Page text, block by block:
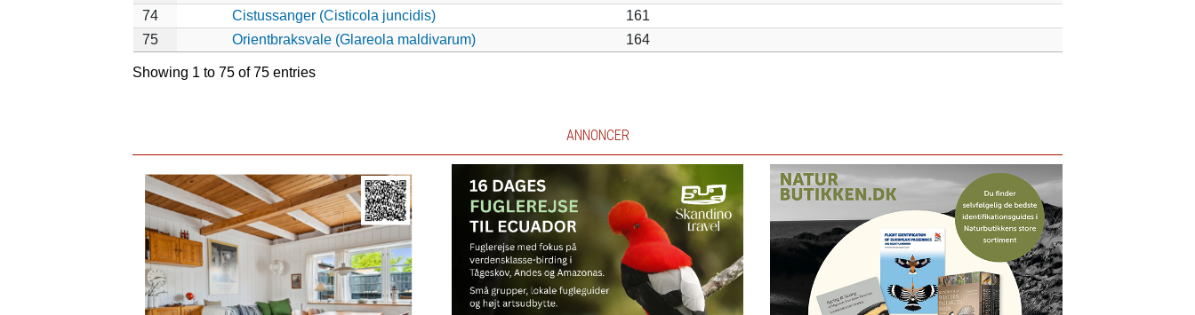
74
Cistussanger (Cisticola juncidis)
161
75
Orientbraksvale (Glareola maldivarum) 164
Showing 1 to 75 of 75 entries
ANNONCER